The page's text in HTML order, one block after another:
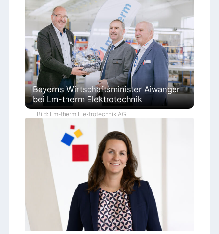
Bayerns Wirtschaftsminister Aiwanger
bei Lm-therm Elektrotechnik
Bild: Lm-therm Elektrotechnik AG